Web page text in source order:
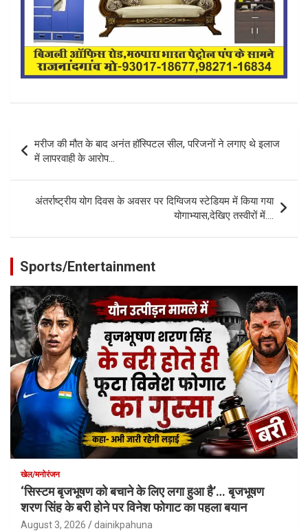
Post
navigation
मरीज की मौत के बाद अनंत हॉस्पिटल सील, परिजनों ने लगाए थे इलाज
में लापरवाही के आरोप…
अंतर्राष्ट्रीय योग दिवस के अवसर पर दिग्विजय स्टेडियम में किया गया
योगाभ्यास,देखिए तस्वीरों में….
Sports/Entertainment
खेल/मनोरंजन
‘सिस्टम बृजभूषण को बचाने के लिए लगा हुआ है’… बृजभूषण
शरण सिंह के बरी होने पर विनेश फोगाट का पहला बयान
August 3, 2026 dainikpahuna